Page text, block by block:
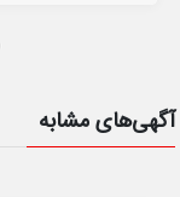
آگهی‌های مشابه